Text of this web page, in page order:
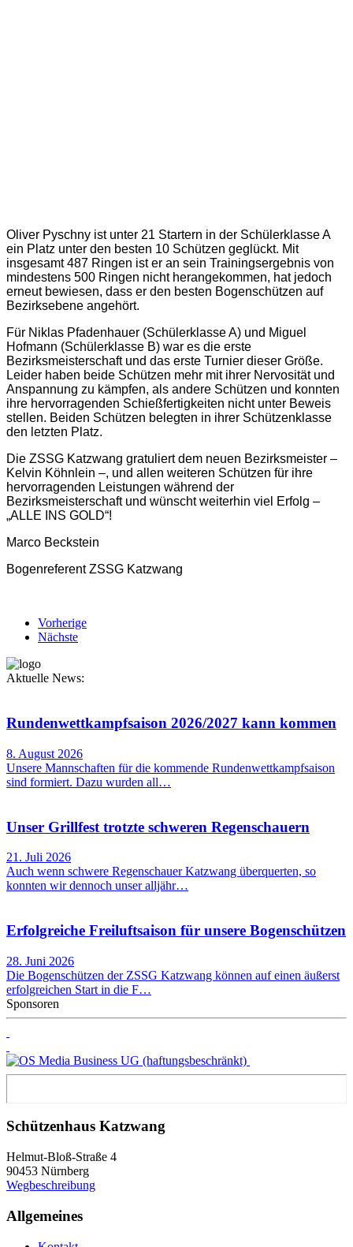
Oliver Pyschny ist unter 21 Startern in der Schülerklasse A
ein Platz unter den besten 10 Schützen geglückt. Mit
insgesamt 487 Ringen ist er an sein Trainingsergebnis von
mindestens 500 Ringen nicht herangekommen, hat jedoch
erneut bewiesen, dass er den besten Bogenschützen auf
Bezirksebene angehört.
Für Niklas Pfadenhauer (Schülerklasse A) und Miguel
Hofmann (Schülerklasse B) war es die erste
Bezirksmeisterschaft und das erste Turnier dieser Größe.
Leider haben beide Schützen mehr mit ihrer Nervosität und
Anspannung zu kämpfen, als andere Schützen und konnten
ihre hervorragenden Schießfertigkeiten nicht unter Beweis
stellen. Beiden Schützen belegten in ihrer Schützenklasse
den letzten Platz.
Die ZSSG Katzwang gratuliert dem neuen Bezirksmeister –
Kelvin Köhnlein –, und allen weiteren Schützen für ihre
hervorragenden Leistungen während der
Bezirksmeisterschaft und wünscht weiterhin viel Erfolg –
„ALLE INS GOLD“!
Marco Beckstein
Bogenreferent ZSSG Katzwang
Vorherige
Nächste
Aktuelle News:
Rundenwettkampfsaison 2026/2027 kann kommen
8. August 2026
Unsere Mannschaften für die kommende Rundenwettkampfsaison
sind formiert. Dazu wurden all…
Unser Grillfest trotzte schweren Regenschauern
21. Juli 2026
Auch wenn schwere Regenschauer Katzwang überquerten, so
konnten wir dennoch unser alljähr…
Erfolgreiche Freiluftsaison für unsere Bogenschützen
28. Juni 2026
Die Bogenschützen der ZSSG Katzwang können auf einen äußerst
erfolgreichen Start in die F…
Sponsoren
Schützenhaus Katzwang
Helmut-Bloß-Straße 4
90453 Nürnberg
Wegbeschreibung
Allgemeines